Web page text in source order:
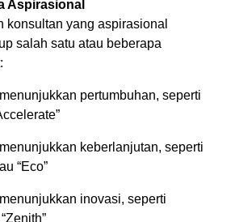
Aspirasional
konsultan yang aspirasional
salah satu atau beberapa
pertumbuhan, seperti
keberlanjutan, seperti
“Eco”
inovasi, seperti